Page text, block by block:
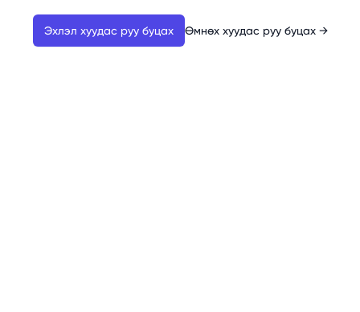
Эхлэл хуудас руу буцах Өмнөх хуудас руу буцах →